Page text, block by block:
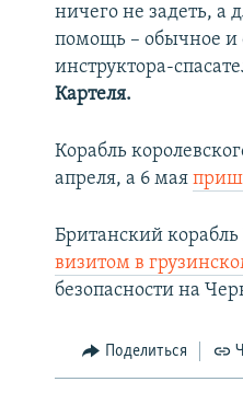
ничего не задеть, а
помощь – обычное и
инструктора-
Картеля.
Корабль
апреля, а 6 мая
Британский
визитом в
безопасности на
Поделиться